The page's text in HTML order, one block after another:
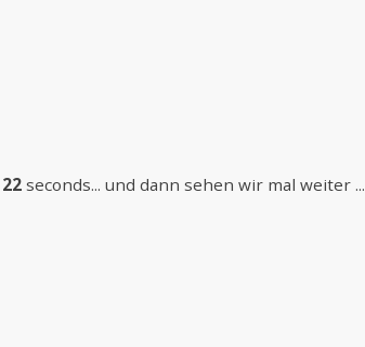
22 seconds... und dann sehen wir mal weiter ...